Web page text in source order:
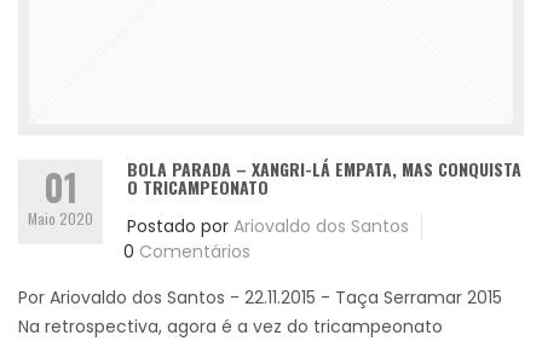
01
Maio 2020
BOLA PARADA – XANGRI-LÁ EMPATA, MAS CONQUISTA
O TRICAMPEONATO
Postado por Ariovaldo dos Santos
0 Comentários
Por Ariovaldo dos Santos - 22.11.2015 - Taça Serramar 2015
Na retrospectiva, agora é a vez do tricampeonato